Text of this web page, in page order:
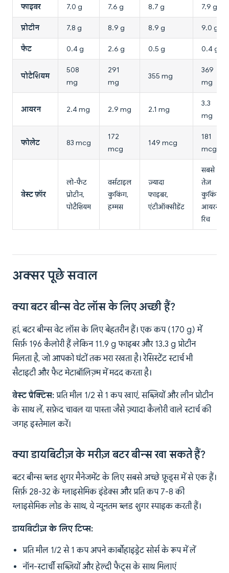
फाइबर 7.0 g 7.6 g 8.7 g 7.9 g
प्रोटीन 7.8 g 8.9 g 8.9 g 9.0 g
फैट 0.4 g 2.6 g 0.5 g 0.4 g
पोटैशियम
508
mg
291
mg
355 mg
369
mg
आयरन 2.4 mg 2.9 mg 2.1 mg
3.3
mg
फोलेट 83 mcg
172
mcg
149 mcg
181
mcg
बेस्ट फ़ॉर
लो-फैट
प्रोटीन,
पोटैशियम
वर्सटाइल
कुकिंग,
हम्मस
ज़्यादा
फाइबर,
एंटीऑक्सीडेंट
सबसे
तेज़
कुकिंग,
आयरन-
रिच
अक्सर पूछे सवाल
क्या बटर बीन्स वेट लॉस के लिए अच्छी हैं?
हां, बटर बीन्स वेट लॉस के लिए बेहतरीन हैं। एक कप (170 g) में
सिर्फ़ 196 कैलोरी हैं लेकिन 11.9 g फाइबर और 13.3 g प्रोटीन
मिलता है, जो आपको घंटों तक भरा रखता है। रेसिस्टेंट स्टार्च भी
सैटाइटी और फैट मेटाबॉलिज़्म में मदद करता है।
बेस्ट प्रैक्टिस: प्रति मील 1/2 से 1 कप खाएं, सब्ज़ियों और लीन प्रोटीन
के साथ लें, सफ़ेद चावल या पास्ता जैसे ज़्यादा कैलोरी वाले स्टार्च की
जगह इस्तेमाल करें।
क्या डायबिटीज़ के मरीज़ बटर बीन्स खा सकते हैं?
बटर बीन्स ब्लड शुगर मैनेजमेंट के लिए सबसे अच्छे फ़ूड्स में से एक हैं।
सिर्फ़ 28-32 के ग्लाइसेमिक इंडेक्स और प्रति कप 7-8 की
ग्लाइसेमिक लोड के साथ, ये न्यूनतम ब्लड शुगर स्पाइक करती हैं।
डायबिटीज़ के लिए टिप्स:
प्रति मील 1/2 से 1 कप अपने कार्बोहाइड्रेट सोर्स के रूप में लें
नॉन-स्टार्ची सब्ज़ियों और हेल्दी फैट्स के साथ मिलाएं